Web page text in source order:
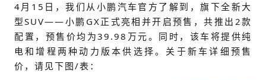
4月15日，我们从小鹏汽车官方了解到，旗下全新大
型SUV——小鹏GX正式亮相并开启预售，共推出2款
配置，预售价均为39.98万元。同时，该车将提供纯
电和增程两种动力版本供选择。关于新车详细预售
价，请见下图/表：